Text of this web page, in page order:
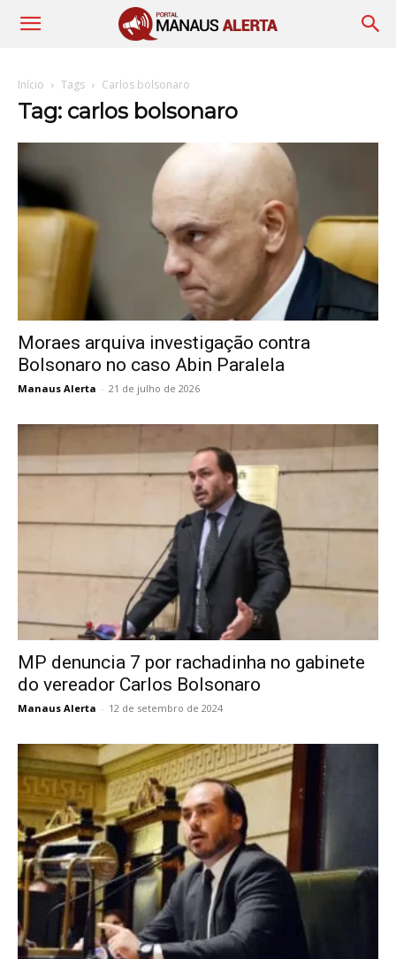
Início Tags Carlos bolsonaro
Tag: carlos bolsonaro
Moraes arquiva investigação contra
Bolsonaro no caso Abin Paralela
Manaus Alerta - 21 de julho de 2026
MP denuncia 7 por rachadinha no gabinete
do vereador Carlos Bolsonaro
Manaus Alerta - 12 de setembro de 2024